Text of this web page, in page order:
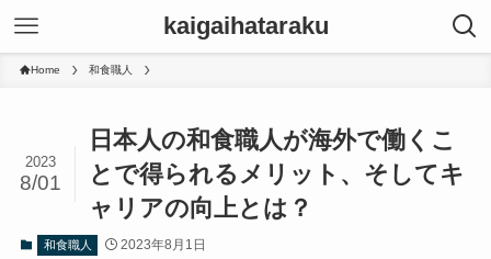
kaigaihataraku
Home 和食職人
日本人の和食職人が海外で働くこ
とで得られるメリット、そしてキ
ャリアの向上とは？
2023
8/01
和食職人 2023年8月1日